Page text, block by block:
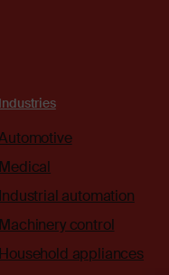
Industries
Medical
Industrial automation
Machinery control
Household appliances